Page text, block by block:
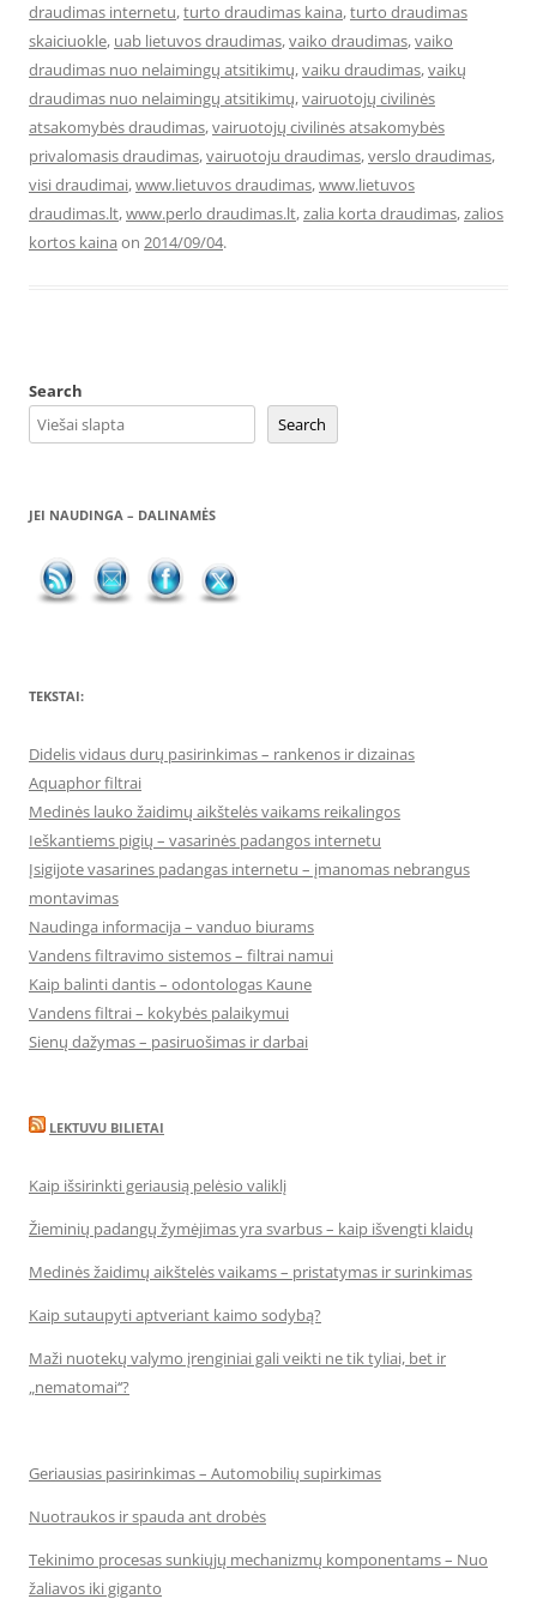
draudimas internetu,turto draudimas kaina,turto draudimas
skaiciuokle, uab lietuvos draudimas,vaiko draudimas,vaiko
draudimas nuo nelaimingų atsitikimų,vaiku draudimas,vaikų
draudimas nuo nelaimingų atsitikimų,vairuotojų civilinės
atsakomybės draudimas,vairuotojų civilinės atsakomybės
privalomasis draudimas,vairuotoju draudimas,verslo draudimas,
visi draudimai,www.lietuvos draudimas,www.lietuvos
draudimas.lt,www.perlo draudimas.lt,zalia korta draudimas,zalios
kortos kaina on 2014/09/04.
Search
Search
JEI NAUDINGA – DALINAMĖS
TEKSTAI:
Didelis vidaus durų pasirinkimas – rankenos ir dizainas
Aquaphor filtrai
Medinės lauko žaidimų aikštelės vaikams reikalingos
Ieškantiems pigių – vasarinės padangos internetu
Įsigijote vasarines padangas internetu – įmanomas nebrangus
montavimas
Naudinga informacija – vanduo biurams
Vandens filtravimo sistemos – filtrai namui
Kaip balinti dantis – odontologas Kaune
Vandens filtrai – kokybės palaikymui
Sienų dažymas – pasiruošimas ir darbai
LEKTUVU BILIETAI
Kaip išsirinkti geriausią pelėsio valiklį
Žieminių padangų žymėjimas yra svarbus – kaip išvengti klaidų
Medinės žaidimų aikštelės vaikams – pristatymas ir surinkimas
Kaip sutaupyti aptveriant kaimo sodybą?
Maži nuotekų valymo įrenginiai gali veikti ne tik tyliai, bet ir
„nematomai‘‘?
Geriausias pasirinkimas – Automobilių supirkimas
Nuotraukos ir spauda ant drobės
Tekinimo procesas sunkiųjų mechanizmų komponentams – Nuo
žaliavos iki giganto